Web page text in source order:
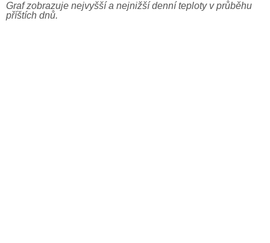
Graf zobrazuje nejvyšší a nejnižší denní teploty v průběhu
příštích dnů.